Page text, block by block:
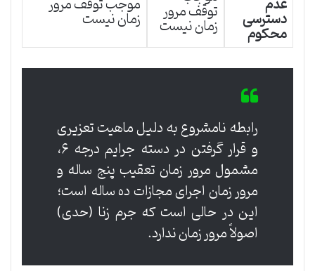
دسترسی
محکوم
توقف مرور
زمان نیست زمان نیست
رابطه نامشروع به دلیل ماهیت تعزیری
و قرار گرفتن در دسته جرایم درجه ۶،
مشمول مرور زمان تعقیب پنج ساله و
مرور زمان اجرای مجازات ده ساله است؛
این در حالی است که جرم زنا (حدی)
اصولاً مرور زمان ندارد.